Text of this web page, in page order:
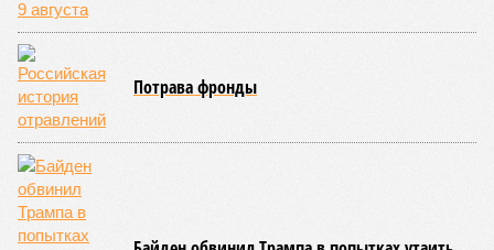
этом из кураторов стройки не задается вопросом: как эти
сроки должны материализоваться? На строительной
площадке, по свидетельствам дольщиков, регулярно
бывающих у забора, какая-либо техника отсутствует. Ни
бетононасосов, ни работающих кранов, ни признаков
мобилизации подрядчиков. При том, что до «декабря 2026»
осталось менее полугода.
Если в «Сказочном лесу» техзаказчик публично
отчитывался о поэтапной готовности – 90%, затем 97%, с
конкретными инженерными работами (усиление